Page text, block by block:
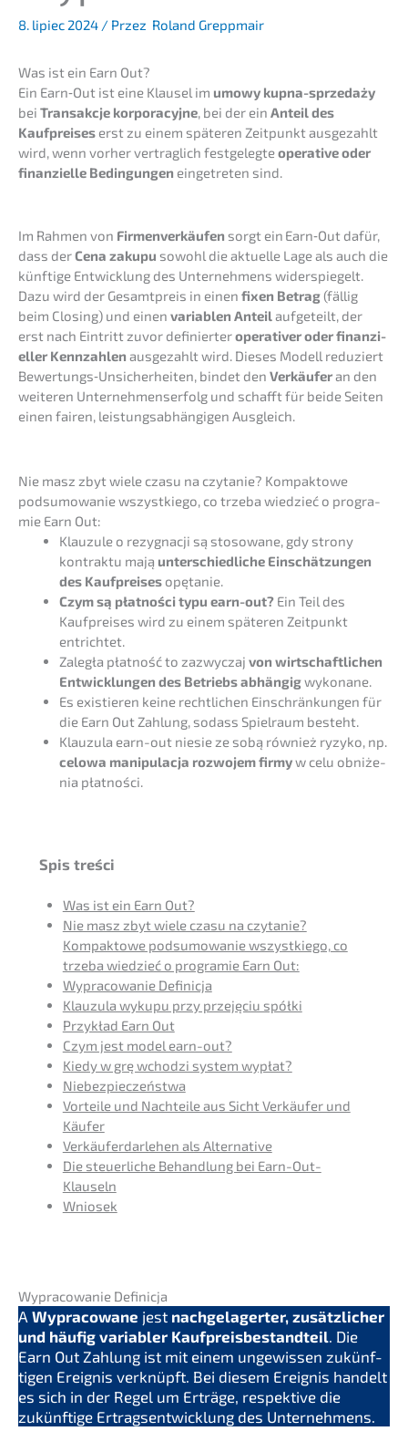
8. lipiec 2024 / Przez Roland Greppmair
Was ist ein Earn Out?
Ein Earn‑Out ist eine Klausel im umowy kupna-sprze­daży
bei Transak­c­je korpora­cy­j­ne, bei der ein Anteil des
Kaufprei­ses erst zu einem späte­ren Zeitpunkt ausge­zahlt
wird, wenn vorher vertrag­lich festge­leg­teopera­ti­ve oder
finan­zi­el­le Bedin­gun­gen einge­tre­ten sind.
Im Rahmen von Firmen­ver­käu­fen sorgt ein Earn‑Out dafür,
dass derCena zakupu sowohl die aktuel­le Lage als auch die
künfti­ge Entwick­lung des Unter­neh­mens wider­spie­gelt.
Dazu wird der Gesamt­preis in einen fixen Betrag (fällig
beim Closing) und einen varia­blen Anteilaufge­teilt, der
erst nach Eintritt zuvor definier­teropera­ti­ver oder finan­zi­
el­ler Kennzah­len ausge­zahlt wird. Dieses Modell reduziert
Bewertungs‑Unsicherheiten, bindet den Verkäu­feran den
weite­ren Unter­neh­mens­er­folg und schafft für beide Seiten
einen fairen, leistungs­ab­hän­gi­gen Ausgleich.
Nie masz zbyt wiele czasu na czyta­nie? Kompakto­we
podsu­mo­wa­nie wszyst­kie­go, co trzeba wiedzieć o progra­
mie Earn Out:
Klauzu­le o rezygnac­ji są stoso­wa­ne, gdy strony
kontrak­tu mają unter­schied­li­che Einschät­zun­gen
des Kaufprei­ses opętanie.
Czym są płatności typu earn-out? Ein Teil des
Kaufprei­ses wird zu einem späte­ren Zeitpunkt
entrichtet.
Zaległa płatność to zazwy­c­zaj von wirtschaft­li­chen
Entwick­lun­gen des Betriebs abhän­gigwykonane.
Es existie­ren keine recht­li­chen Einschrän­kun­gen für
die Earn Out Zahlung, sodass Spiel­raum besteht.
Klauzu­la earn-out niesie ze sobą również ryzyko, np.
celowa manipu­lac­ja rozwo­jem firmyw celu obniże­
nia płatności.
Spis treści
Was ist ein Earn Out?
Nie masz zbyt wiele czasu na czyta­nie?
Kompakto­we podsu­mo­wa­nie wszyst­kie­go, co
trzeba wiedzieć o progra­mie Earn Out:
Wypra­co­wa­nie Definicja
Klauzu­la wykupu przy przejęciu spółki
Przykład Earn Out
Czym jest model earn-out?
Kiedy w grę wchod­zi system wypłat?
Niebez­piec­zeńst­wa
Vortei­le und Nachtei­le aus Sicht Verkäu­fer und
Käufer
Verkäu­fer­dar­le­hen als Alternative
Die steuer­li­che Behand­lung bei Earn-Out-
Klauseln
Wniosek
Wypra­co­wa­nie Definicja
A Wypra­co­wa­ne jest nachge­la­ger­ter, zusätz­li­cher
und häufig varia­bler Kaufpreis­be­stand­teil . Die
Earn Out Zahlung ist mit einem ungewis­sen zukünf­
ti­gen Ereig­nis verknüpft. Bei diesem Ereig­nis handelt
es sich in der Regel um Erträ­ge, respek­ti­ve die
zukünf­ti­ge Ertrags­ent­wick­lung des Unternehmens.